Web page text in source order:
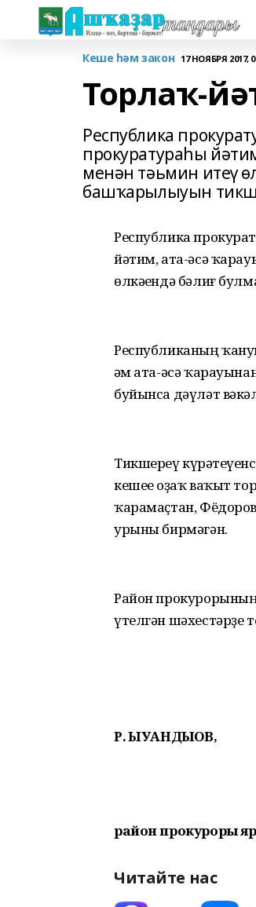
Кеше һәм закон 17 НОЯБРЯ 2017,
Торлаҡ-
Республика
прокуратураһы
менән тәьмин итеү
башҡарылыуын
Республика
йәтим, ата-әсә
өлкәһендә бәлиғ
Республиканың
һәм ата-әсә
буйынса дәүләт
Тикшереү
кешеһе оҙаҡ ваҡыт
ҡарамаҫтан,
урыны бирмәгән.
Район
үтелгән
Р. ҠЫУАНДЫҠОВ,
район прокуроры
Читайте нас